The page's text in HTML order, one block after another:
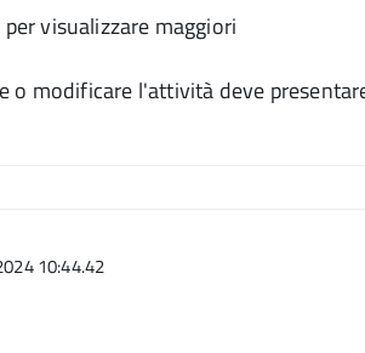
visualizzare maggiori
o modificare l'attività deve
10:44.42